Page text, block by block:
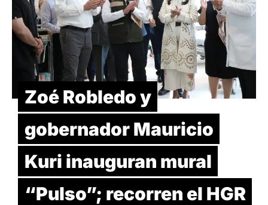
Zoé Robledo y
gobernador Mauricio
Kuri inauguran mural
“Pulso”; recorren el HGR